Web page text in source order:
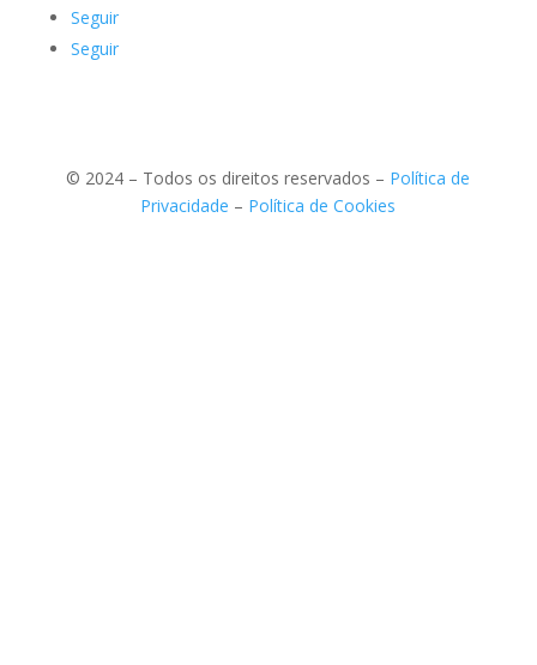
Seguir
Seguir
© 2024 – Todos os direitos reservados – Política de
Privacidade – Política de Cookies